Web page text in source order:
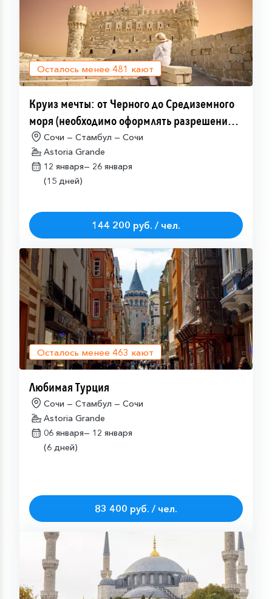
Осталось менее 481 кают
Круиз мечты: от Черного до Средиземного
моря (необходимо оформлять разрешение
на посещение Израиля (ETA-IL)
Сочи — Стамбул — Сочи
Astoria Grande
12 января— 26 января
(15 дней)
144 200 руб. / чел.
Осталось менее 463 кают
Любимая Турция
Сочи — Стамбул — Сочи
Astoria Grande
06 января— 12 января
(6 дней)
83 400 руб. / чел.